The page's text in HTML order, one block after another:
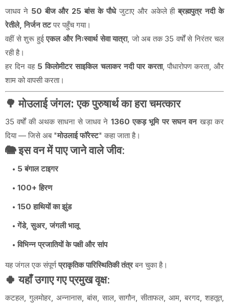
जाधव ने 50 बीज और 25 बांस के पौधेजुटाए और अकेले हीब्रह्मपुत्र नदी के
रेतीले, निर्जन तटपर पहुँच गया।
वहीं से शुरू हुईएकल और निःस्वार्थ सेवा यात्रा, जो अब तक 35 वर्षों से निरंतर चल
रही है।
हर दिन वह 5 किलोमीटर साइकिल चलाकर नदी पार करता, पौधारोपण करता, और
शाम को वापसी करता।
🌳मोउलाई जंगल: एक पुरुषार्थ का हरा चमत्कार
35 वर्षों की अथक साधना से जाधव ने 1360 एकड़ भूमि पर सघन वनखड़ा कर
दिया — जिसे अब "मोउलाई फॉरेस्ट" कहा जाता है।
🐘 इस वन में पाए जाने वाले जीव:
5 बंगाल टाइगर
100+ हिरण
150 हाथियों का झुंड
गेंडे, सुअर, जंगली भालू
विभिन्न प्रजातियों के पक्षी और सांप
यह जंगल एक संपूर्णप्राकृतिक पारिस्थितिकी तंत्रबन चुका है।
🍀 यहाँ उगाए गए प्रमुख वृक्ष:
कटहल, गुलमोहर, अन्नानास, बांस, साल, सागौन, सीताफल, आम, बरगद, शहतूत,